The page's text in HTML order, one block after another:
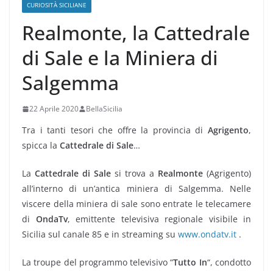
CURIOSITÀ SICILIANE
Realmonte, la Cattedrale
di Sale e la Miniera di
Salgemma
22 Aprile 2020 BellaSicilia
Tra i tanti tesori che offre la provincia di Agrigento,
spicca la Cattedrale di Sale…
La Cattedrale di Sale si trova a Realmonte (Agrigento)
all’interno di un’antica miniera di Salgemma. Nelle
viscere della miniera di sale sono entrate le telecamere
di OndaTv, emittente televisiva regionale visibile in
Sicilia sul canale 85 e in streaming su www.ondatv.it .
La troupe del programmo televisivo “Tutto In“, condotto